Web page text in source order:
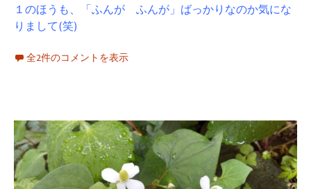
１のほうも、「ふんが ふんが」ばっかりなのか気にな
りまして(笑)
全2件のコメントを表示